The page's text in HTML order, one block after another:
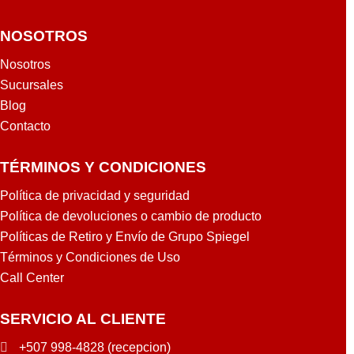
NOSOTROS
Nosotros
Sucursales
Blog
Contacto
TÉRMINOS Y CONDICIONES
Política de privacidad y seguridad
Política de devoluciones o cambio de producto
Políticas de Retiro y Envío de Grupo Spiegel
Términos y Condiciones de Uso
Call Center
SERVICIO AL CLIENTE
+507 998-4828 (recepcion)